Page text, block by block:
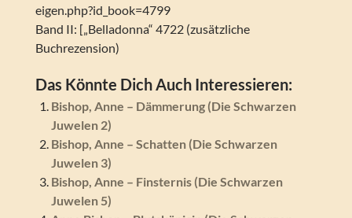
eigen.php?id_book=4799
Band II: [„Belladonna“ 4722 (zusätzliche
Buchrezension)
Das Könnte Dich Auch Interessieren:
Bishop, Anne – Dämmerung (Die Schwarzen
Juwelen 2)
Bishop, Anne – Schatten (Die Schwarzen
Juwelen 3)
Bishop, Anne – Finsternis (Die Schwarzen
Juwelen 5)